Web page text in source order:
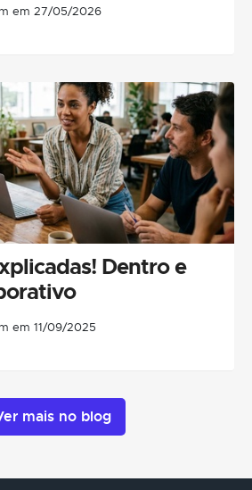
em 27/05/2026
Dentro e
em 11/09/2025
mais no blog